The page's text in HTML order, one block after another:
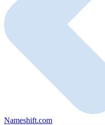
Nameshift.com